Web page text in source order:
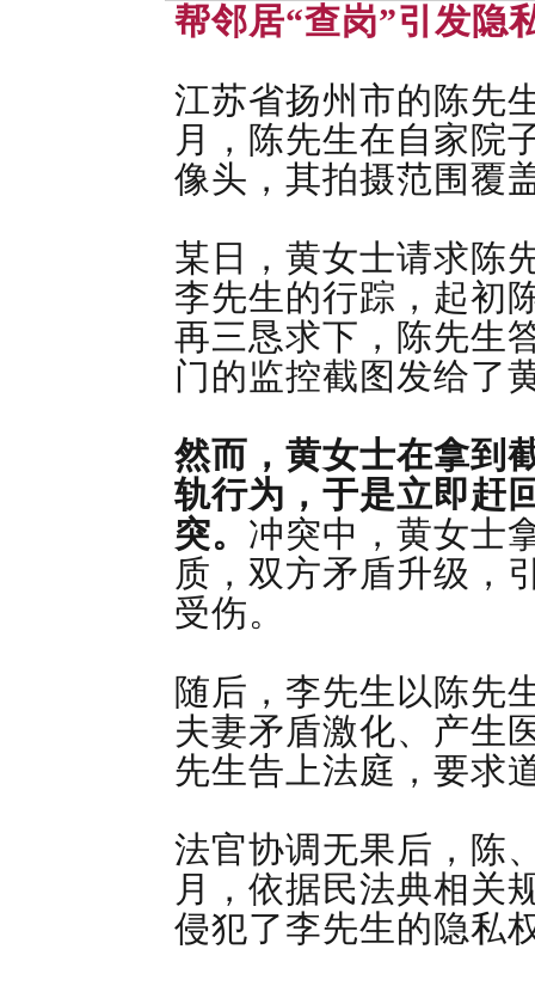
帮邻居“查岗”引发隐
江苏省扬州市的陈先
月，陈先生在自家院
像头，其拍摄范围覆
某日，黄女士请求陈
李先生的行踪，起初
再三恳求下，陈先生
门的监控截图发给了
然而，黄女士在拿到
轨行为，于是立即赶
突。 冲突中，黄女士
质，双方矛盾升级，
受伤。
随后，李先生以陈先
夫妻矛盾激化、产生
先生告上法庭，要求
法官协调无果后，陈
月，依据民法典相关
侵犯了李先生的隐私